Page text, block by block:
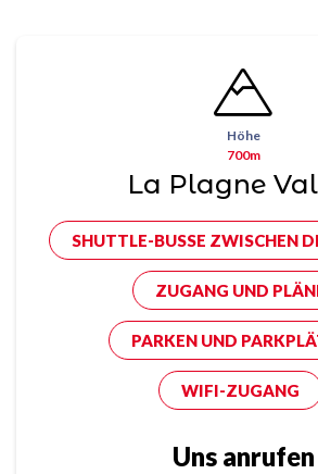
Höhe
700m
La Plagne
SHUTTLE-BUSSE ZWISCHEN
ZUGANG UND
PARKEN UND
WIFI-ZUGANG
Uns anrufen